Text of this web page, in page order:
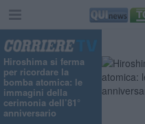
Hiroshima si ferma
per ricordare la
bomba atomica: le
immagini della
cerimonia dell’81°
anniversario